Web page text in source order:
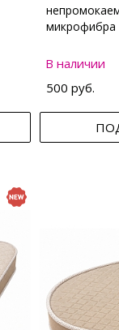
микрофибра
В наличии
500 руб.